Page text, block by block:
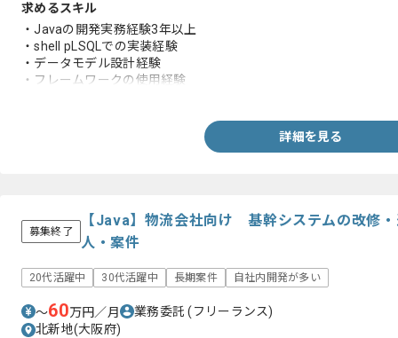
求めるスキル
・Javaの開発実務経験3年以上
・shell pLSQLでの実装経験
・データモデル設計経験
・フレームワークの使用経験
詳細を見る
募集終了
【Java】物流会社向け 基幹システムの改修・
人・案件
20代活躍中 30代活躍中 長期案件 自社内開発が多い
〜60万円／月 業務委託(フリーランス)
北新地(大阪府)